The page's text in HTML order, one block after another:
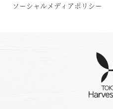
ソーシャルメディアポリシー